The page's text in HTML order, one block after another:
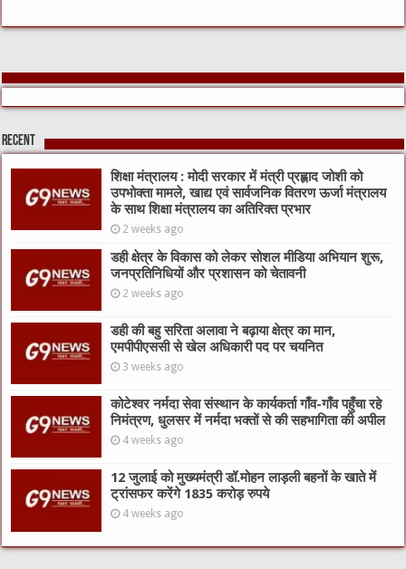
Recent
शिक्षा मंत्रालय : मोदी सरकार में मंत्री प्रह्लाद जोशी को
उपभोक्ता मामले, खाद्य एवं सार्वजनिक वितरण ऊर्जा मंत्रालय
के साथ शिक्षा मंत्रालय का अतिरिक्त प्रभार
2 weeks ago
डही क्षेत्र के विकास को लेकर सोशल मीडिया अभियान शुरू,
जनप्रतिनिधियों और प्रशासन को चेतावनी
2 weeks ago
डही की बहु सरिता अलावा ने बढ़ाया क्षेत्र का मान,
एमपीपीएससी से खेल अधिकारी पद पर चयनित
3 weeks ago
कोटेश्वर नर्मदा सेवा संस्थान के कार्यकर्ता गाँव-गाँव पहुँचा रहे
निमंत्रण, धुलसर में नर्मदा भक्तों से की सहभागिता की अपील
4 weeks ago
12 जुलाई को मुख्यमंत्री डॉ.मोहन लाड़ली बहनों के खाते में
ट्रांसफर करेंगे 1835 करोड़ रुपये
4 weeks ago